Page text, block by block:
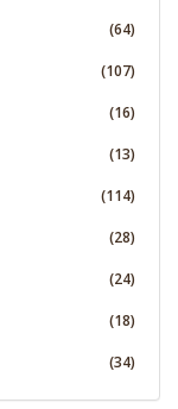
(64)
(107)
(16)
(13)
(114)
(28)
(24)
(18)
(34)